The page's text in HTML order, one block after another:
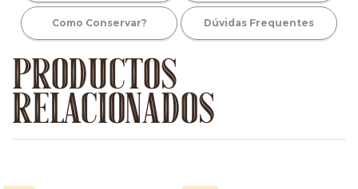
Como Conservar? Dúvidas Frequentes
PRODUCTOS
RELACIONADOS